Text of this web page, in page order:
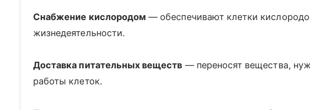
Снабжение кислородом — обеспечивают клетки
жизнедеятельности.
Доставка питательных веществ — переносят вещества,
работы клеток.